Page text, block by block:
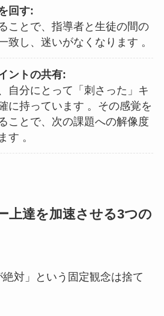
回す:
ことで、指導者と生徒の間の
致し、迷いがなくなります 。
ントの共有:
自分にとって「刺さった」キ
に持っています 。その感覚を
ことで、次の課題への解像度
す 。
上達を加速させる3つの
絶対」という固定観念は捨て